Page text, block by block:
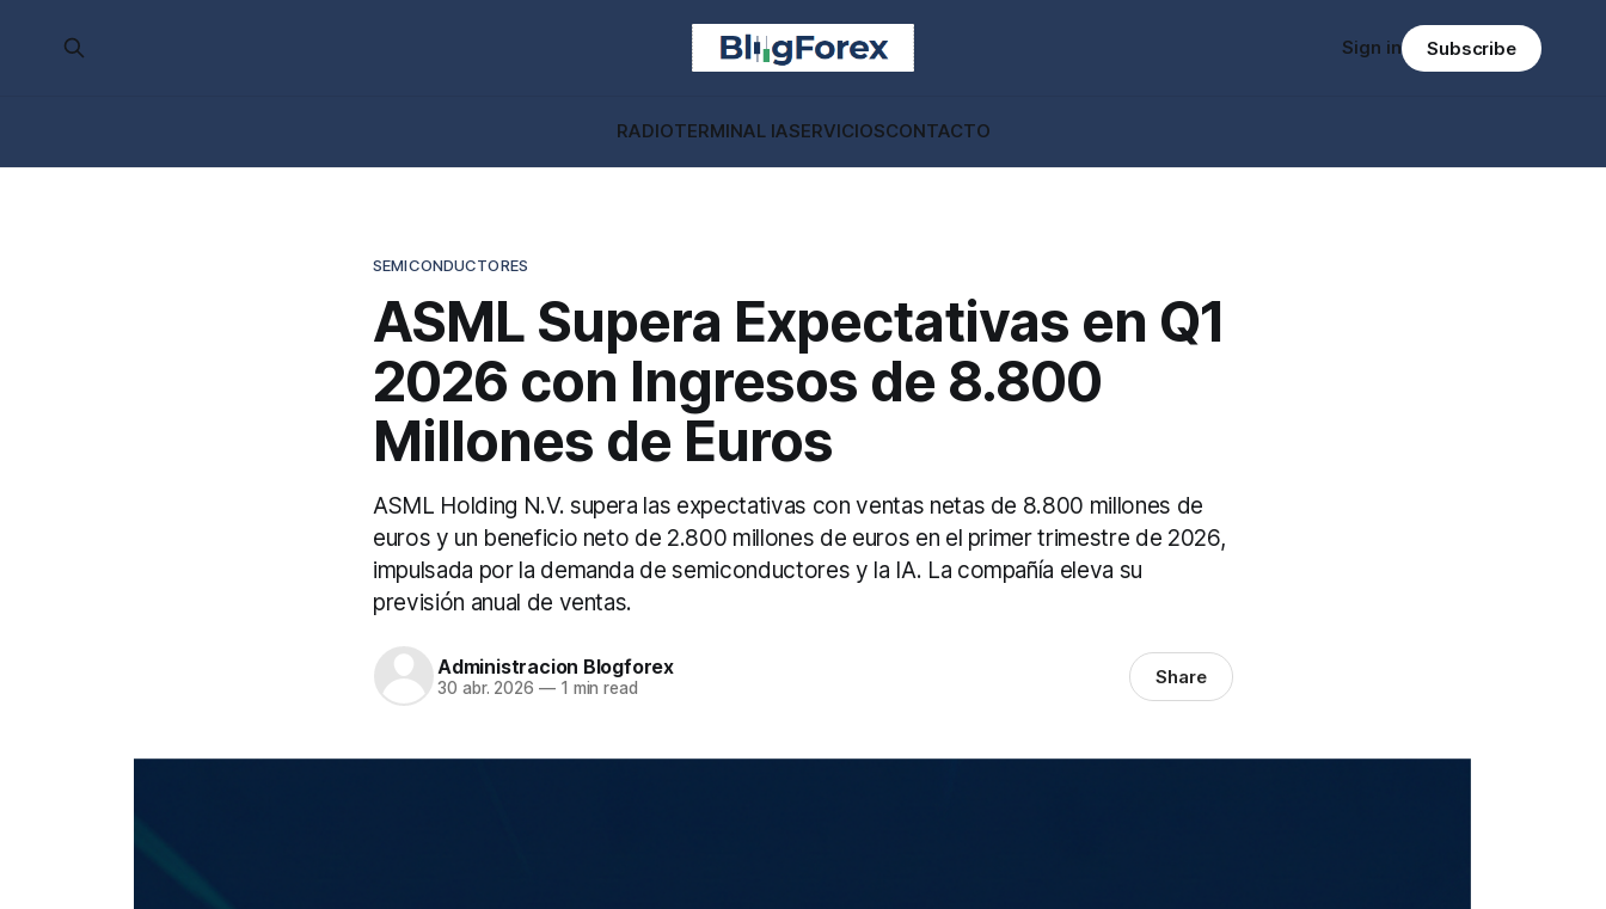
RADIOTERMINAL IASERVICIOSCONTACTO
Sign in Subscribe
SEMICONDUCTORES
ASML Supera Expectativas en Q1
2026 con Ingresos de 8.800
Millones de Euros
ASML Holding N.V. supera las expectativas con ventas netas de 8.800 millones de
euros y un beneficio neto de 2.800 millones de euros en el primer trimestre de 2026,
impulsada por la demanda de semiconductores y la IA. La compañía eleva su
previsión anual de ventas.
Administracion Blogforex
30 abr. 2026 —1 min read Share